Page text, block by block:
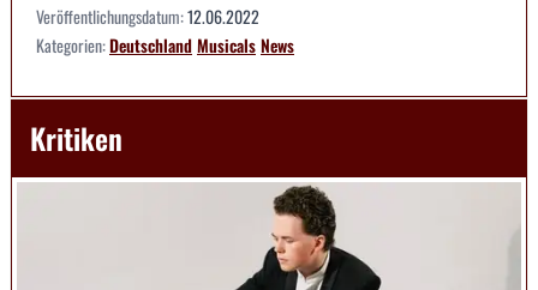
Veröffentlichungsdatum:12.06.2022
Kategorien:DeutschlandMusicalsNews
Kritiken